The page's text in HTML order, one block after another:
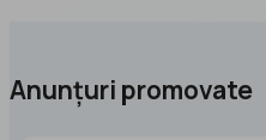
Anunțuri promovate